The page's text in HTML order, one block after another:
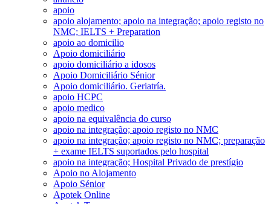
apoio
apoio alojamento; apoio na integração; apoio registo no
NMC; IELTS + Preparation
apoio ao domicilio
Apoio domiciliário
apoio domiciliário a idosos
Apoio Domiciliário Sénior
Apoio domiciliário. Geriatría.
apoio HCPC
apoio medico
apoio na equivalência do curso
apoio na integração; apoio registo no NMC
apoio na integração; apoio registo no NMC; preparação
+ exame IELTS suportados pelo hospital
apoio na integração; Hospital Privado de prestígio
Apoio no Alojamento
Apoio Sénior
Apotek Online